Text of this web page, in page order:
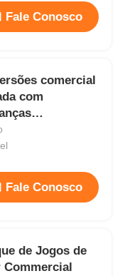
Fale Conosco
comercial
com
playground ao
de aço Tubo de
Fale Conosco
de Jogos de
Commercial